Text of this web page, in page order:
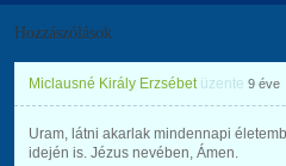
Hozzászólások
Miclausné Király Erzsébetüzente 9 éve
Uram, látni akarlak mindennapi
idején is. Jézus nevében, Ámen.